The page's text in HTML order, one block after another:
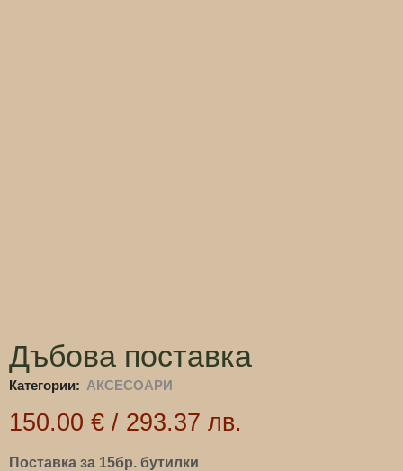
Дъбова поставка
Категории: АКСЕСОАРИ
150.00 € / 293.37 лв.
Поставка за 15бр. бутилки